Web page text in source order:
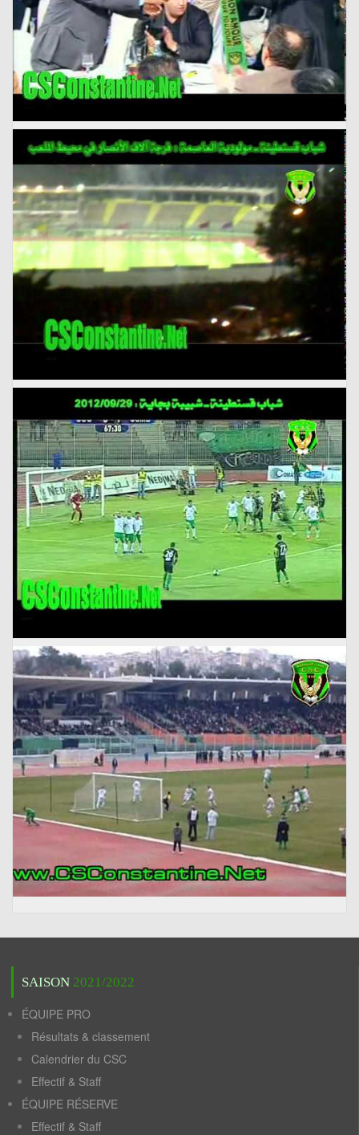
SAISON 2021/2022
ÉQUIPE PRO
Résultats & classement
Calendrier du CSC
Effectif & Staff
ÉQUIPE RÉSERVE
Effectif & Staff